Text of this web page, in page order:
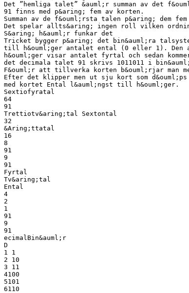
Det ”hemliga talet” &auml;r summan av det
91 finns med p&aring; fem av korten.
Summan av de f&ouml;rsta talen p&aring; dem fem
Det spelar allts&aring; ingen roll vilken
S&aring; h&auml;r funkar det
Tricket bygger p&aring; det bin&auml;ra
till h&ouml;ger antalet ental (0 eller 1). Den
h&ouml;ger visar antalet fyrtal och sedan
det decimala talet 91 skrivs 1011011 i
F&ouml;r att tillverka korten b&ouml;rjar
Efter det klipper men ut sju kort som
med kortet Ental l&auml;ngst till h&ouml;ger.
Sextiofyratal
64
91
Trettiotv&aring;tal Sextontal
32
&Aring;ttatal
16
8
91
9
91
Fyrtal
Tv&aring;tal
Ental
4
2
1
91
9
91
ecimalBin&auml;r
D
1 1
2 10
3 11
4100
5101
6110